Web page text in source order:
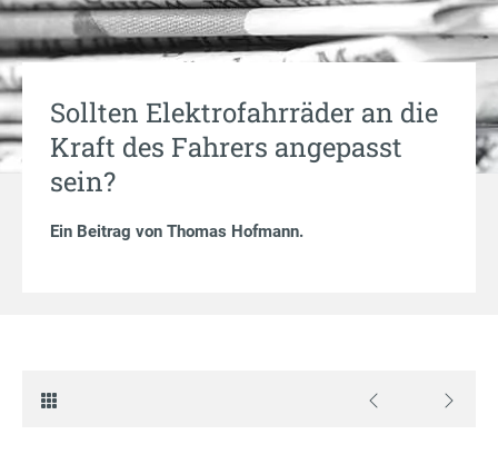
Sollten Elektrofahrräder an die
Kraft des Fahrers angepasst
sein?
Ein Beitrag von Thomas Hofmann.